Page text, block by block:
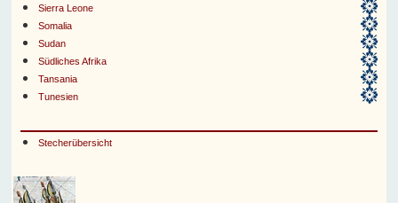
Sierra Leone
Somalia
Sudan
Südliches Afrika
Tansania
Tunesien
Stecherübersicht